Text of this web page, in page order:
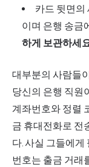
카드 뒷면의
이며 은행 송금
하게 보관하세
대부분의 사람들
당신의 은행 직원
계좌번호와 정렬
금 휴대전화로 전
다. 사실 그들에게
번호는 출금 거래